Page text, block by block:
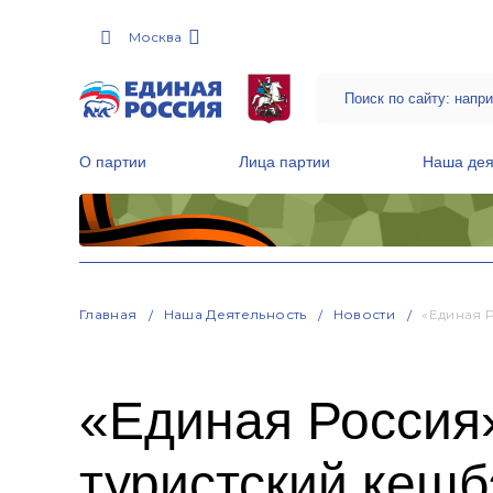
Москва
О партии Лица партии Наша
Главная Наша Деятельность Новости «Единая
«Единая